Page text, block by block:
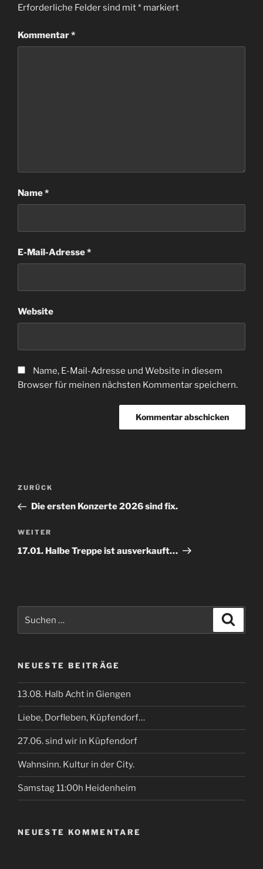
Erforderliche Felder sind mit* markiert
Kommentar*
Name*
E-Mail-Adresse*
Website
Name, E-Mail-Adresse und Website in diesem
Browser für meinen nächsten Kommentar speichern.
Beitragsnavigation
Vorheriger
Beitrag
ZURÜCK
Die ersten Konzerte 2026 sind fix.
Nächster
Beitrag
WEITER
17.01. Halbe Treppe ist ausverkauft…
nach:
NEUESTE BEITRÄGE
13.08. Halb Acht in Giengen
Liebe, Dorfleben, Küpfendorf…
27.06. sind wir in Küpfendorf
Wahnsinn. Kultur in der City.
Samstag 11:00h Heidenheim
NEUESTE KOMMENTARE